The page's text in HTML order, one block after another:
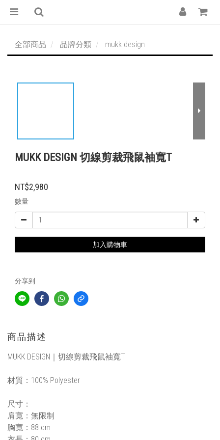
全部商品 品牌分類 mukk design
MUKK DESIGN 切線剪裁飛鼠袖寬T
NT$2,980
數量
加入購物車
分享到
商品描述
MUKK DESIGN｜ 切線剪裁飛鼠袖寬T
材質： 100% Polyester
尺寸 ：
肩寬：無限制
胸寬：88 cm